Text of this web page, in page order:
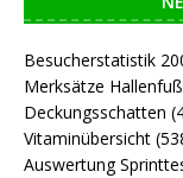
Besucherstatistik
Merksätze
Deckungsschatten
Vitaminübersicht
Auswertung